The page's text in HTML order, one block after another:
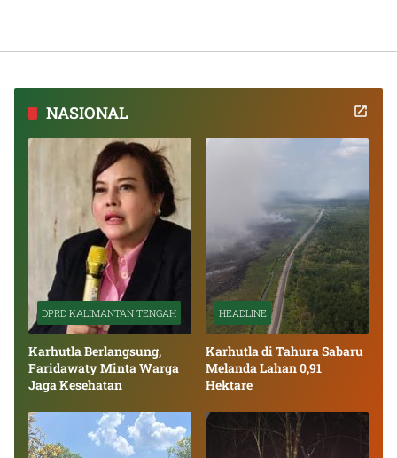
NASIONAL
DPRD KALIMANTAN TENGAH
Karhutla Berlangsung,
Faridawaty Minta Warga
Jaga Kesehatan
HEADLINE
Karhutla di Tahura Sabaru
Melanda Lahan 0,91
Hektare